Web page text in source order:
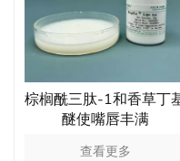
棕榈酰三肽-1和香草丁
醚使嘴唇丰满
查看更多